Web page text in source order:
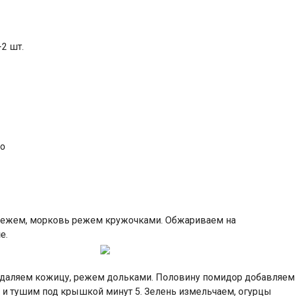
шт.
морковь режем кружочками. Обжариваем на
кожицу, режем дольками. Половину помидор добавляем
тушим под крышкой минут 5. Зелень измельчаем, огурцы